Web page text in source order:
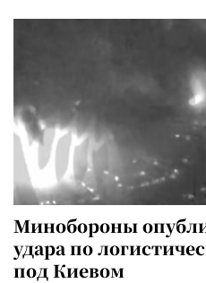
Минобороны
удара по
под Киевом